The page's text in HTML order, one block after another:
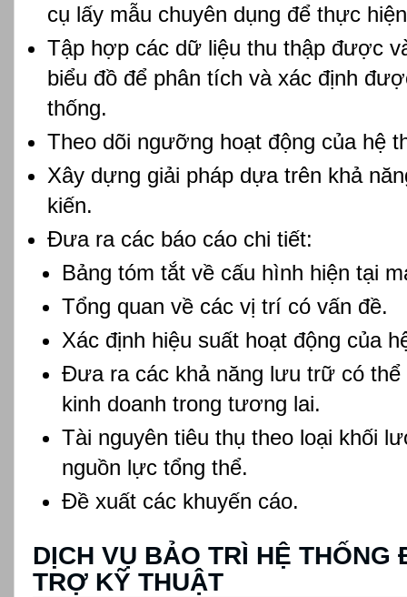
cụ lấy mẫu chuyên dụng để thực
Tập hợp các dữ liệu thu thập được
biểu đồ để phân tích và xác định
thống.
Theo dõi ngưỡng hoạt động của hệ
Xây dựng giải pháp dựa trên khả
kiến.
Đưa ra các báo cáo chi tiết:
Bảng tóm tắt về cấu hình hiện tại
Tổng quan về các vị trí có vấn đề.
Xác định hiệu suất hoạt động của
Đưa ra các khả năng lưu trữ có thể
kinh doanh trong tương lai.
Tài nguyên tiêu thụ theo loại khối
nguồn lực tổng thể.
Đề xuất các khuyến cáo.
DỊCH VỤ BẢO TRÌ HỆ THỐNG
TRỢ KỸ THUẬT